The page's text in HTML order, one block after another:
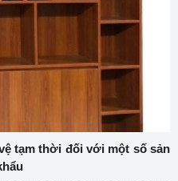
tạm thời đối với một số sản